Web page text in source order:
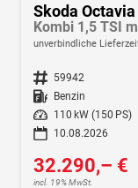
Skoda
Kombi 1,5 TSI
unverbindliche
Fahrzeugnr. 59942
Kraftstoff Benzin
Leistung
110 kW (150 PS)
10.08.2026
32.290,– €
incl. 19% MwSt.